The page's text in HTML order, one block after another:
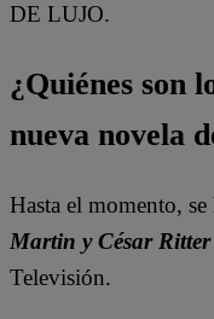
DE LUJO.
¿Quiénes son
nueva novela
Hasta el momento,
Martin y César Ritter
Televisión.